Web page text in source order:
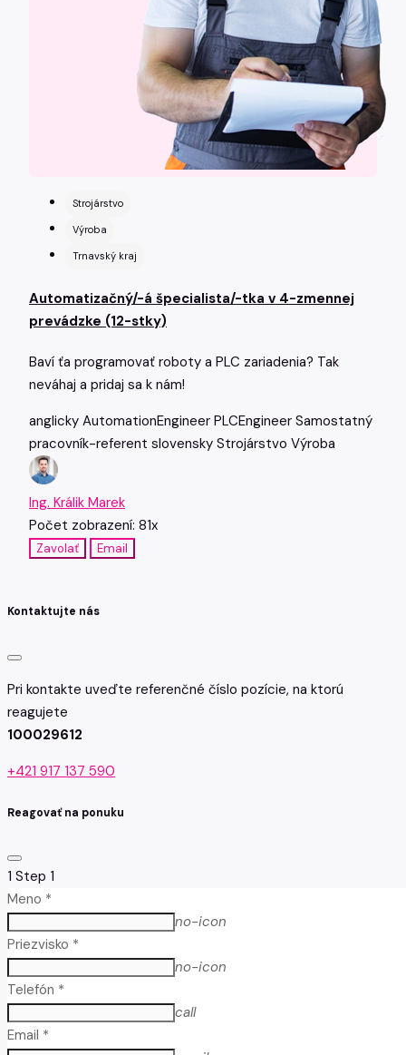
Strojárstvo
Výroba
Trnavský kraj
Automatizačný/-á špecialista/-tka v 4-zmennej
prevádzke (12-stky)
Baví ťa programovať roboty a PLC zariadenia? Tak
neváhaj a pridaj sa k nám!
anglicky AutomationEngineer PLCEngineer Samostatný
pracovník-referent slovensky Strojárstvo Výroba
Ing. Králik Marek
Počet zobrazení: 81x
Zavolať Email
Kontaktujte nás
Pri kontakte uveďte referenčné číslo pozície, na ktorú
reagujete
100029612
+421 917 137 590
Reagovať na ponuku
1 Step 1
Meno *
no-icon
Priezvisko *
no-icon
Telefón *
call
Email *